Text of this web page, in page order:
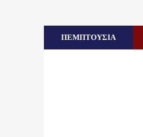
ΠΕΜΠΤΟΥΣΙΑ